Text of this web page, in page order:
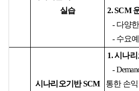
실습
2. SCM
- 다양한
- 수요
시나리오기반SCM
1.시나
-
통한 손익